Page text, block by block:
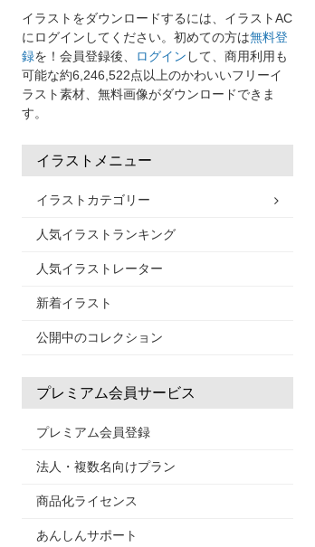
イラストをダウンロードするには、イラストAC
にログインしてください。初めての方は無料登
録を！会員登録後、 ログイン して、商用利用も
可能な約6,246,522点以上のかわいいフリーイ
ラスト素材、無料画像がダウンロードできま
す。
イラストメニュー
イラストカテゴリー
人気イラストランキング
人気イラストレーター
新着イラスト
公開中のコレクション
プレミアム会員サービス
プレミアム会員登録
法人・複数名向けプラン
商品化ライセンス
あんしんサポート